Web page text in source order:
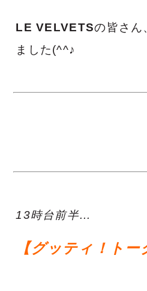
LE VELVETSの皆さん
ました(^^♪
13時台前半…
【グッティ！トー